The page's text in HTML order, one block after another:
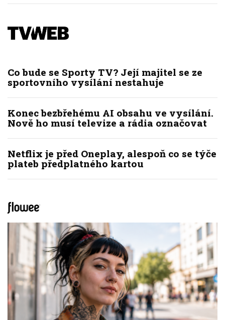
Co bude se Sporty TV? Její majitel se ze
sportovního vysílání nestahuje
Konec bezbřehému AI obsahu ve vysílání.
Nově ho musí televize a rádia označovat
Netflix je před Oneplay, alespoň co se týče
plateb předplatného kartou